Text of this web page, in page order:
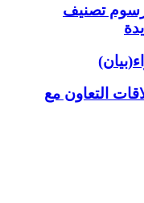
تصنيف
التعاون مع